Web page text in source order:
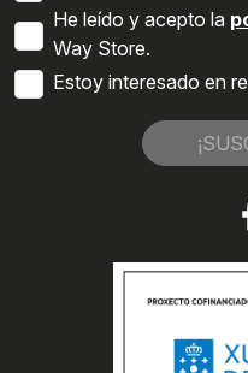
He leído y acepto la
Way Store.
Estoy interesado en